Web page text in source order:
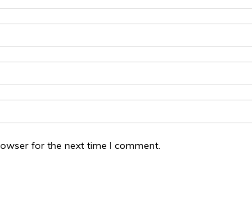
for the next time I comment.